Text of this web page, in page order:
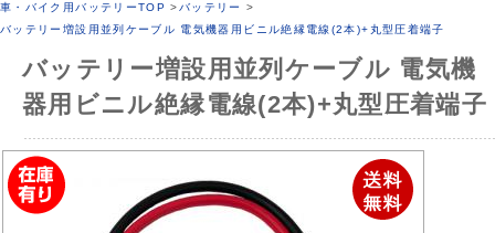
車・バイク用バッテリーTOP >バッテリー
>
バッテリー増設用並列ケーブル 電気機器用ビニル絶縁電線(2本)+丸型圧着端子
バッテリー増設用並列ケーブル 電気機
器用ビニル絶縁電線(2本)+丸型圧着端子